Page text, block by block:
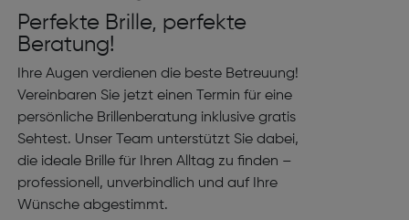
Perfekte Brille, perfekte
Beratung!
Ihre Augen verdienen die beste Betreuung!
Vereinbaren Sie jetzt einen Termin für eine
persönliche Brillenberatung inklusive gratis
Sehtest. Unser Team unterstützt Sie dabei,
die ideale Brille für Ihren Alltag zu finden –
professionell, unverbindlich und auf Ihre
Wünsche abgestimmt.